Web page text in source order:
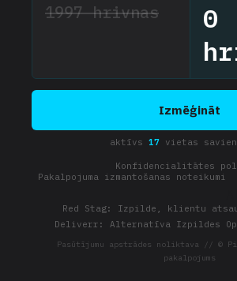
1997 hrivnas
0
Izmēģināt
aktīvs 17vietas
Konfidencialitātes
Pakalpojuma izmantošanas noteikumi
Red Stag: Izpilde, klientu
Deliverr: Alternatīva Izpildes
Pasūtījumu apstrādes noliktava // ©
pakalpojums